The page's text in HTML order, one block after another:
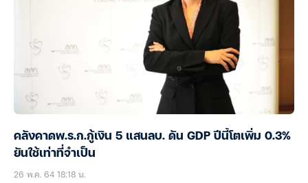
คลังคาดพ.ร.ก.กู้เงิน 5 แสนลบ. ดัน GDP ปีนี้โตเพิ่ม 0.3%
ยันใช้เท่าที่จำเป็น
26 พ.ค. 64 18:18 น.